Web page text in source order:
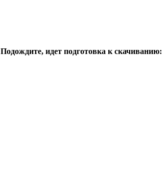
Подождите, идет подготовка к скачиванию: